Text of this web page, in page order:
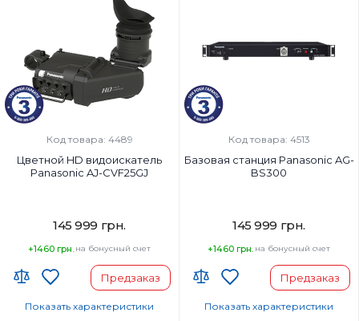
Код товара: 4489
Цветной HD видоискатель
Panasonic AJ-CVF25GJ
145 999 грн.
+1460 грн. на бонусный счет
Предзаказ
Показать характеристики
Код товара: 4513
Базовая станция Panasonic AG-
BS300
145 999 грн.
+1460 грн. на бонусный счет
Предзаказ
Показать характеристики